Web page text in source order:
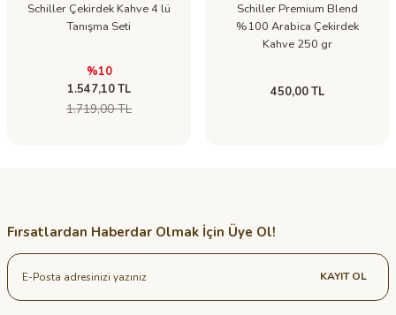
Schiller Çekirdek Kahve 4 lü
Tanışma Seti
%10
1.547,10 TL
1.719,00 TL
Schiller Premium Blend
%100 Arabica Çekirdek
Kahve 250 gr
450,00 TL
Fırsatlardan Haberdar Olmak İçin Üye Ol!
KAYIT OL